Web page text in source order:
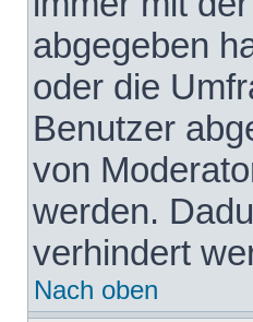
abgegeben
oder die
Benutzer
von
werden.
verhindert
Nach oben